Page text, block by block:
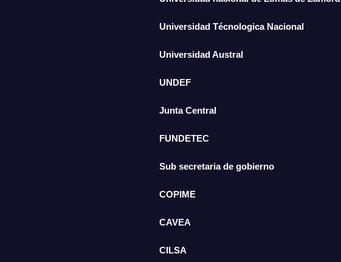
Universidad Técnologica Nacional
Universidad Austral
UNDEF
Junta Central
FUNDETEC
Sub secretaria de gobierno
COPIME
CAVEA
CILSA